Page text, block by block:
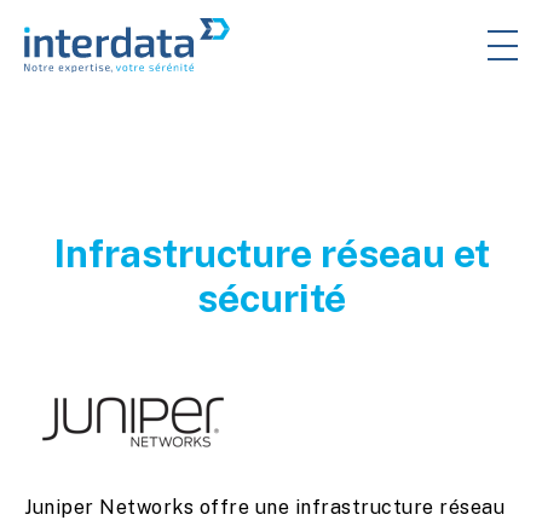
Infrastructure réseau et
sécurité
Juniper Networks offre une infrastructure réseau